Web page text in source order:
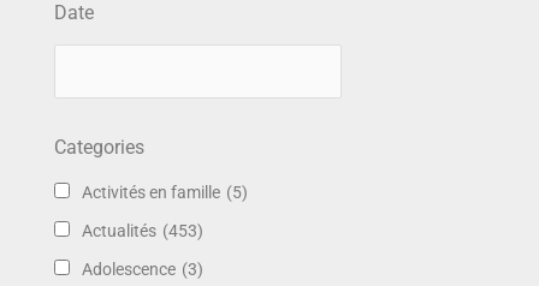
Date
Categories
Activités en famille (5)
Actualités (453)
Adolescence (3)